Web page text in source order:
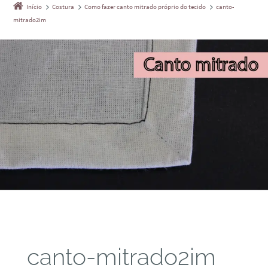
Início Costura Como fazer canto mitrado próprio do tecido
canto-
mitrado2im
canto-mitrado2im